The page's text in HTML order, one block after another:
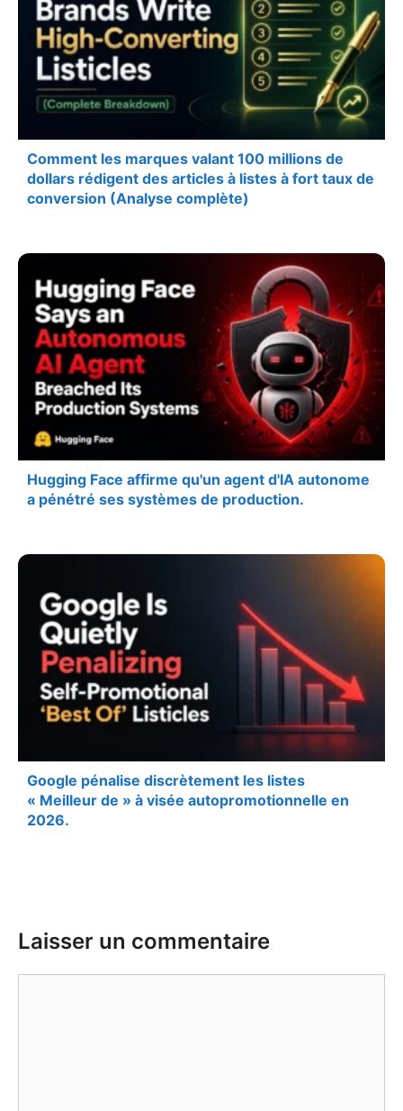
Comment les marques valant 100 millions de
dollars rédigent des articles à listes à fort taux de
conversion (Analyse complète)
Hugging Face affirme qu'un agent d'IA autonome
a pénétré ses systèmes de production.
Google pénalise discrètement les listes
« Meilleur de » à visée autopromotionnelle en
2026.
Laisser un commentaire